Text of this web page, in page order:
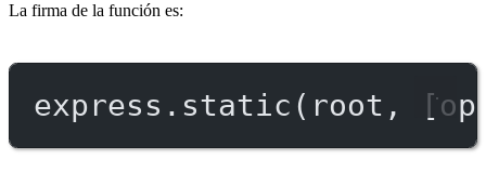
La firma de la función es:
express. static (root,